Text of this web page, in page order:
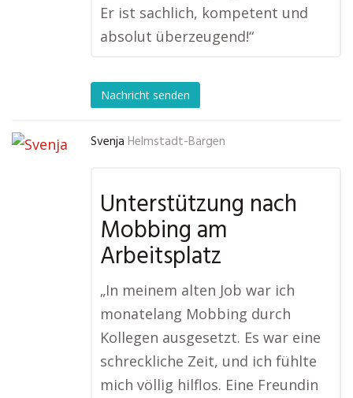
Er ist sachlich, kompetent und
absolut überzeugend!“
Nachricht senden
Svenja Helmstadt-Bargen
Unterstützung nach
Mobbing am
Arbeitsplatz
„In meinem alten Job war ich
monatelang Mobbing durch
Kollegen ausgesetzt. Es war eine
schreckliche Zeit, und ich fühlte
mich völlig hilflos. Eine Freundin